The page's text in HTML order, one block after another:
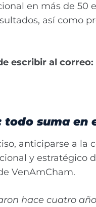
en más de 50
así como
escribir al correo:
suma en
anticiparse a
y estratégico
VenAmCham.
hace cuatro